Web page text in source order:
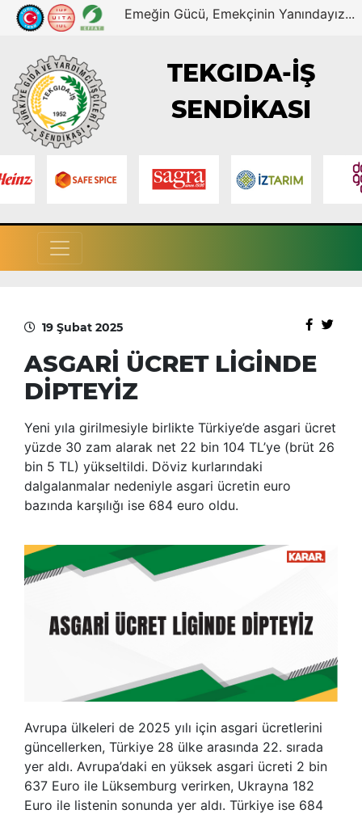
Emeğin Gücü, Emekçinin Yanındayız...
TEKGIDA-İŞ
SENDİKASI
19 Şubat 2025
ASGARİ ÜCRET LİGİNDE
DİPTEYİZ
Yeni yıla girilmesiyle birlikte Türkiye’de asgari ücret
yüzde 30 zam alarak net 22 bin 104 TL’ye (brüt 26
bin 5 TL) yükseltildi. Döviz kurlarındaki
dalgalanmalar nedeniyle asgari ücretin euro
bazında karşılığı ise 684 euro oldu.
Avrupa ülkeleri de 2025 yılı için asgari ücretlerini
güncellerken, Türkiye 28 ülke arasında 22. sırada
yer aldı. Avrupa’daki en yüksek asgari ücreti 2 bin
637 Euro ile Lüksemburg verirken, Ukrayna 182
Euro ile listenin sonunda yer aldı. Türkiye ise 684